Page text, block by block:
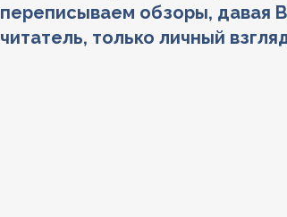
переписываем обзоры, давая
читатель, только личный